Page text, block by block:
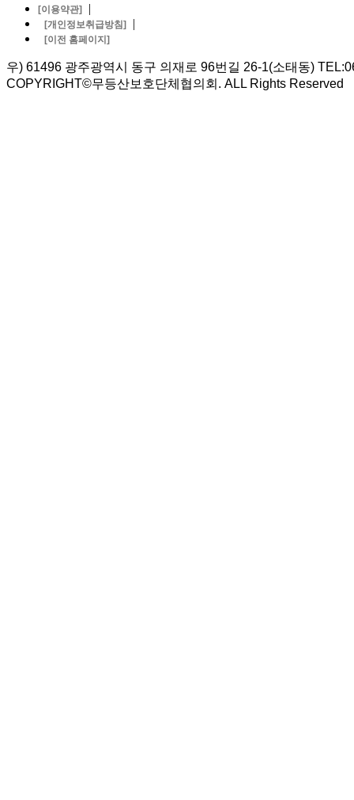
[이용약관] |
[개인정보취급방침] |
[이전 홈페이지]
우) 61496 광주광역시 동구 의재로 96번길 26-1(소태동)
COPYRIGHT©무등산보호단체협의회. ALL Rights Reserved